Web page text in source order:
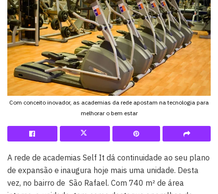
Com conceito inovador, as academias da rede apostam na tecnologia para
melhorar o bem estar
A rede de academias Self It dá continuidade ao seu plano
de expansão e inaugura hoje mais uma unidade. Desta
vez, no bairro de São Rafael. Com 740 m² de área